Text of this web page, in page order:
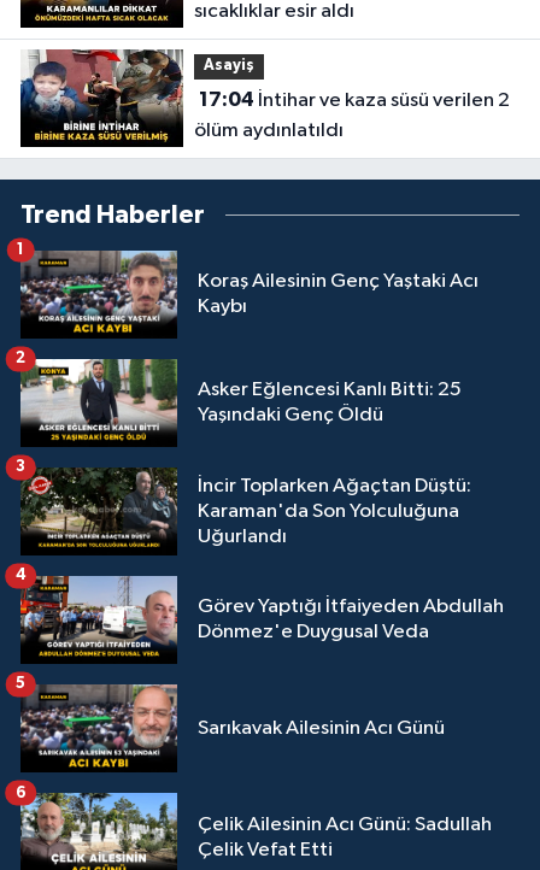
sıcaklıklar esir aldı
Asayiş
17:04
ölüm aydınlatıldı
Trend Haberler
Koraş Ailesinin Genç Yaştaki Acı
Kaybı
1
Asker Eğlencesi Kanlı Bitti: 25
Yaşındaki Genç Öldü
2
İncir Toplarken Ağaçtan Düştü:
Karaman'da Son Yolculuğuna
Uğurlandı
3
Görev Yaptığı İtfaiyeden Abdullah
Dönmez'e Duygusal Veda
4
Sarıkavak Ailesinin Acı Günü
5
Çelik Ailesinin Acı Günü: Sadullah
Çelik Vefat Etti
6